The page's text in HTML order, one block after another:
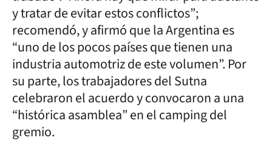
y tratar de evitar estos conflictos”;
recomendó, y afirmó que la Argentina es
“uno de los pocos países que tienen una
industria automotriz de este volumen”. Por
su parte, los trabajadores del Sutna
celebraron el acuerdo y convocaron a una
“histórica asamblea” en el camping del
gremio.